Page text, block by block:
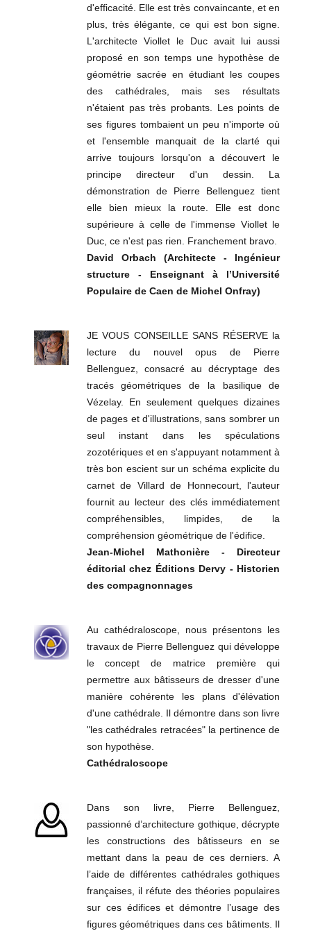
d'efficacité. Elle est très convaincante, et en
plus, très élégante, ce qui est bon signe.
L'architecte Viollet le Duc avait lui aussi
proposé en son temps une hypothèse de
géométrie sacrée en étudiant les coupes
des cathédrales, mais ses résultats
n'étaient pas très probants. Les points de
ses figures tombaient un peu n'importe où
et l'ensemble manquait de la clarté qui
arrive toujours lorsqu'on a découvert le
principe directeur d'un dessin. La
démonstration de Pierre Bellenguez tient
elle bien mieux la route. Elle est donc
supérieure à celle de l'immense Viollet le
Duc, ce n'est pas rien. Franchement bravo.
David Orbach (Architecte - Ingénieur
structure - Enseignant à l’Université
Populaire de Caen de Michel Onfray)
JE VOUS CONSEILLE SANS RÉSERVE la
lecture du nouvel opus de Pierre
Bellenguez, consacré au décryptage des
tracés géométriques de la basilique de
Vézelay. En seulement quelques dizaines
de pages et d'illustrations, sans sombrer un
seul instant dans les spéculations
zozotériques et en s'appuyant notamment à
très bon escient sur un schéma explicite du
carnet de Villard de Honnecourt, l'auteur
fournit au lecteur des clés immédiatement
compréhensibles, limpides, de la
compréhension géométrique de l'édifice.
Jean-Michel Mathonière - Directeur
éditorial chez Éditions Dervy - Historien
des compagnonnages
Au cathédraloscope, nous présentons les
travaux de Pierre Bellenguez qui développe
le concept de matrice première qui
permettre aux bâtisseurs de dresser d'une
manière cohérente les plans d'élévation
d'une cathédrale. Il démontre dans son livre
"les cathédrales retracées" la pertinence de
son hypothèse.
Cathédraloscope
Dans son livre, Pierre Bellenguez,
passionné d’architecture gothique, décrypte
les constructions des bâtisseurs en se
mettant dans la peau de ces derniers. A
l’aide de différentes cathédrales gothiques
françaises, il réfute des théories populaires
sur ces édifices et démontre l’usage des
figures géométriques dans ces bâtiments. Il